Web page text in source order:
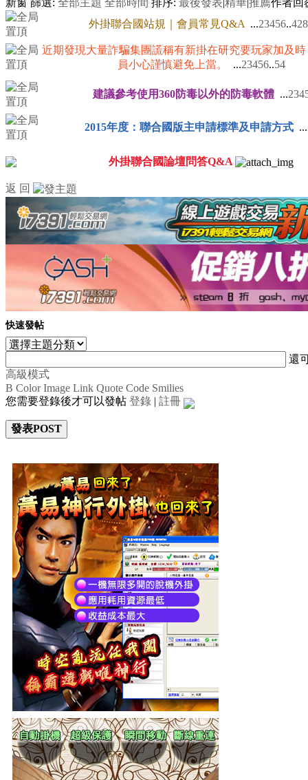
外掛聯合國站規｜會員常見Q&A ...23456..
近期發現大量詐騙集團謊稱有新掛在研究要玩家加及
員小心謹慎避免上當。
...23456..54
建議參考使用360防毒以外的防毒軟體 ...234
2015年度：聯合國版主申請標準及申請方式 ...
外掛聯合國論壇問答Q&A
返 回
快速發帖
還
高級模式
B Color Image Link Quote Code Smilies
您需要登錄後才可以發帖 登錄 | 註冊
發表POST